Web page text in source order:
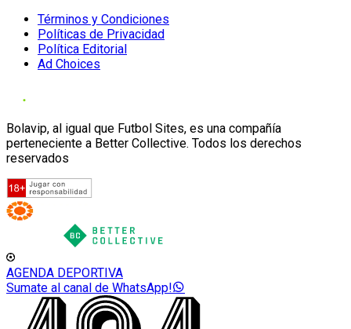
Términos y Condiciones
Políticas de Privacidad
Política Editorial
Ad Choices
Bolavip, al igual que Futbol Sites, es una compañía
perteneciente a Better Collective. Todos los derechos
reservados
AGENDA DEPORTIVA
Sumate al canal de WhatsApp!